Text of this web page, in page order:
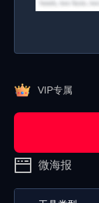
VIP专属
微海报